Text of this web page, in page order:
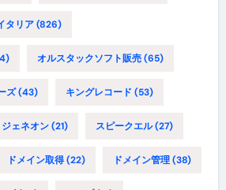
タリア(826)
オルスタックソフト販売(65)
ズ(43) キングレコード (53)
ジェネオン(21) スピークエル(27)
ドメイン取得(22) ドメイン管理(38)